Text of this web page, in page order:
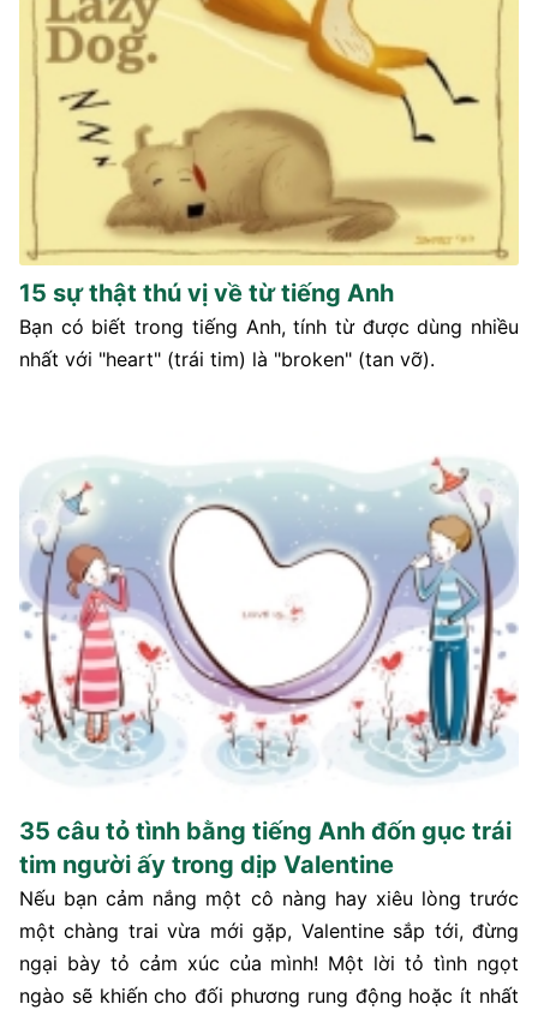
15 sự thật thú vị về từ tiếng Anh
Bạn có biết trong tiếng Anh, tính từ được dùng nhiều
nhất với "heart" (trái tim) là "broken" (tan vỡ).
35 câu tỏ tình bằng tiếng Anh đốn gục trái
tim người ấy trong dịp Valentine
Nếu bạn cảm nắng một cô nàng hay xiêu lòng trước
một chàng trai vừa mới gặp, Valentine sắp tới, đừng
ngại bày tỏ cảm xúc của mình! Một lời tỏ tình ngọt
ngào sẽ khiến cho đối phương rung động hoặc ít nhất